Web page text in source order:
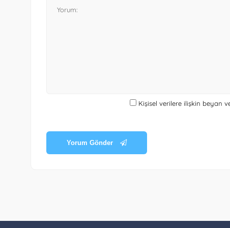
Kişisel verilere ilişkin beyan
Yorum Gönder